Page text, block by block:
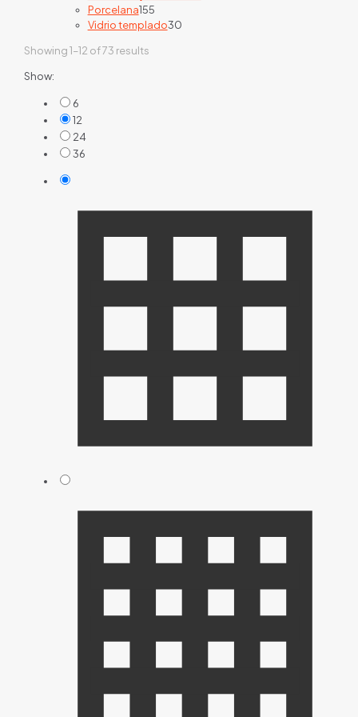
Porcelana155155
products
Vidrio templado3030
Showing 1–12 of 73 results
Show:
6
12
24
36